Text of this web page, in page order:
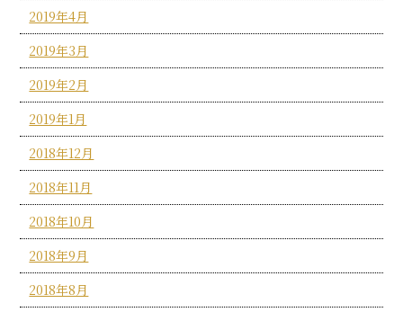
2019年4月
2019年3月
2019年2月
2019年1月
2018年12月
2018年11月
2018年10月
2018年9月
2018年8月